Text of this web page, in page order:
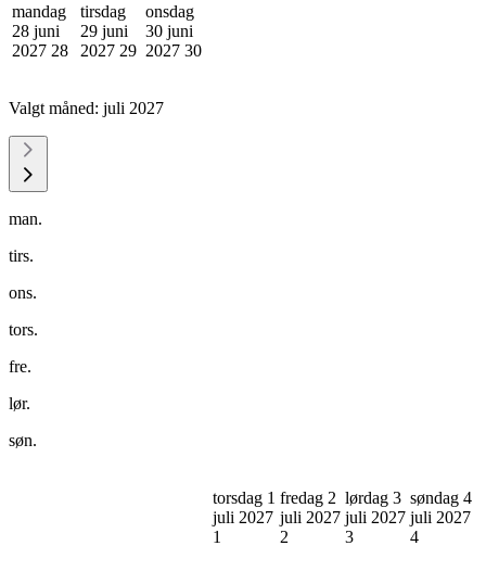
mandag
28 juni
2027 28
tirsdag
29 juni
2027 29
onsdag
30 juni
2027 30
Valgt måned: juli 2027
man.
tirs.
ons.
tors.
fre.
lør.
søn.
torsdag 1
juli 2027
1
fredag 2
juli 2027
2
lørdag 3
juli 2027
3
søndag 4
juli 2027
4